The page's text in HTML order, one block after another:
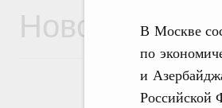
В Москве
по
и
Российской
Новости